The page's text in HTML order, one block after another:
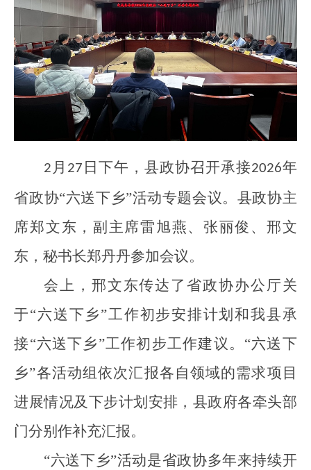
2 月 27 日下午，县政协召开承接2026年
省政协“六送下乡”活动专题会议。县政协主
席郑文东，副主席雷旭燕、张丽俊、邢文
东，秘书长郑丹丹参加会议。
会上，邢文东传达了省政协办公厅关
于“六送下乡”工作初步安排计划和我县承
接“六送下乡”工作初步工作建议。“六送下
乡”各活动组依次汇报各自领域的需求项目
进展情况及下步计划安排，县政府各牵头部
门分别作补充汇报。
“六送下乡”活动是省政协多年来持续开